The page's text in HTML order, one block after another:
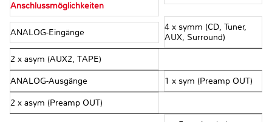
Anschlussmöglichkeiten
ANALOG-Eingänge
4 x symm (CD, Tuner,
AUX, Surround)
2 x asym (AUX2, TAPE)
ANALOG-Ausgänge 1 x sym (Preamp OUT)
2 x asym (Preamp OUT)